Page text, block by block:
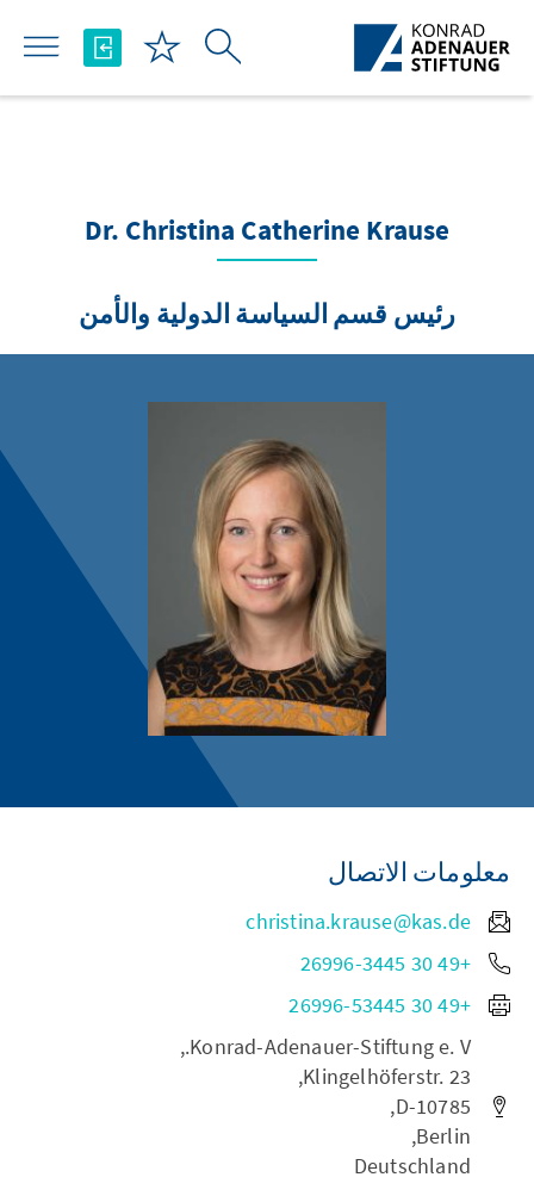
تخطي إلى المحتوى الرئيسي
Dr. Christina Catherine Krause
رئيس قسم السياسة الدولية والأمن
معلومات الاتصال
christina.krause@kas.de
+49 30 26996-3445
+49 30 26996-53445
Konrad-Adenauer-Stiftung e. V.,
Klingelhöferstr. 23,
D-10785,
Berlin,
Deutschland